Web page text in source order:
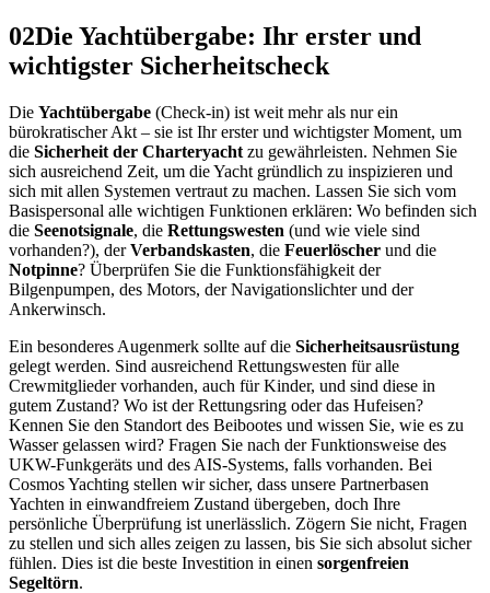
02Die Yachtübergabe: Ihr erster und
wichtigster Sicherheitscheck
Die Yachtübergabe (Check-in) ist weit mehr als nur ein
bürokratischer Akt – sie ist Ihr erster und wichtigster Moment, um
die Sicherheit der Charteryacht zu gewährleisten. Nehmen Sie
sich ausreichend Zeit, um die Yacht gründlich zu inspizieren und
sich mit allen Systemen vertraut zu machen. Lassen Sie sich vom
Basispersonal alle wichtigen Funktionen erklären: Wo befinden sich
die Seenotsignale, die Rettungswesten (und wie viele sind
vorhanden?), derVerbandskasten, die Feuerlöscher und die
Notpinne? Überprüfen Sie die Funktionsfähigkeit der
Bilgenpumpen, des Motors, der Navigationslichter und der
Ankerwinsch.
Ein besonderes Augenmerk sollte auf die Sicherheitsausrüstung
gelegt werden. Sind ausreichend Rettungswesten für alle
Crewmitglieder vorhanden, auch für Kinder, und sind diese in
gutem Zustand? Wo ist der Rettungsring oder das Hufeisen?
Kennen Sie den Standort des Beibootes und wissen Sie, wie es zu
Wasser gelassen wird? Fragen Sie nach der Funktionsweise des
UKW-Funkgeräts und des AIS-Systems, falls vorhanden. Bei
Cosmos Yachting stellen wir sicher, dass unsere Partnerbasen
Yachten in einwandfreiem Zustand übergeben, doch Ihre
persönliche Überprüfung ist unerlässlich. Zögern Sie nicht, Fragen
zu stellen und sich alles zeigen zu lassen, bis Sie sich absolut sicher
fühlen. Dies ist die beste Investition in einen sorgenfreien
Segeltörn.